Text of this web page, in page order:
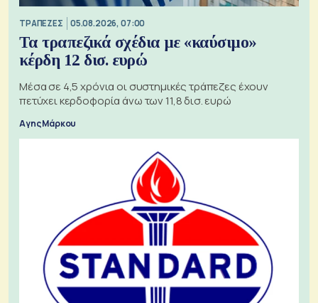
ΤΡΑΠΕΖΕΣ 05.08.2026, 07:00
Τα τραπεζικά σχέδια με «καύσιμο»
κέρδη 12 δισ. ευρώ
Μέσα σε 4,5 χρόνια οι συστημικές τράπεζες έχουν
πετύχει κερδοφορία άνω των 11,8 δισ. ευρώ
Αγης Μάρκου